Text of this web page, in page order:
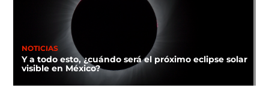
NOTICIAS
Y a todo esto, ¿cuándo será el próximo eclipse solar
visible en México?